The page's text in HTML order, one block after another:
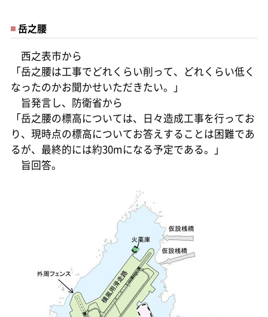
岳之腰
西之表市から
「岳之腰は工事でどれくらい削って、どれくらい低く
なったのかお聞かせいただきたい。」
旨発言し、防衛省から
「岳之腰の標高については、日々造成工事を行ってお
り、現時点の標高についてお答えすることは困難であ
るが、最終的には約30mになる予定である。」
旨回答。